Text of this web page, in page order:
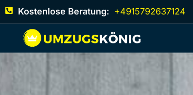
Kostenlose Beratung: +4915792637124